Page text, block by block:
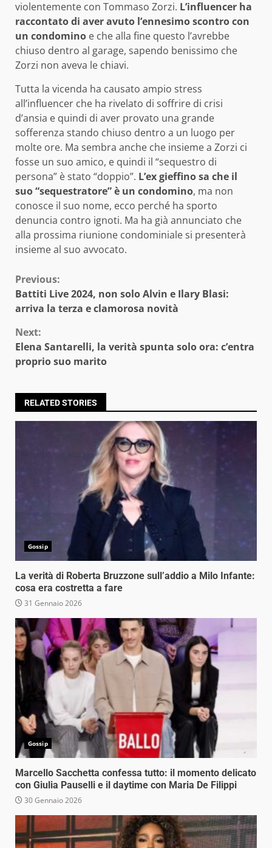
violentemente con Tommaso Zorzi. L’influencer ha
raccontato di aver avuto l’ennesimo scontro con
un condomino e che alla fine questo l’avrebbe
chiuso dentro al garage, sapendo benissimo che
Zorzi non aveva le chiavi.
Tutta la vicenda ha causato ampio stress
all’influencer che ha rivelato di soffrire di crisi
d’ansia e quindi di aver provato una grande
sofferenza stando chiuso dentro a un luogo per
molte ore. Ma sembra anche che insieme a Zorzi ci
fosse un suo amico, e quindi il “sequestro di
persona” è stato “doppio”. L’ex gieffino sa che il
suo “sequestratore” è un condomino, ma non
conosce il suo nome, ecco perché ha sporto
denuncia contro ignoti. Ma ha già annunciato che
alla prossima riunione condominiale si presenterà
insieme al suo avvocato.
Continue
Reading
Previous:
Battiti Live 2024, non solo Alvin e Ilary Blasi:
arriva la terza e clamorosa novità
Next:
Elena Santarelli, la verità spunta solo ora: c’entra
proprio suo marito
RELATED STORIES
Gossip
La verità di Roberta Bruzzone sull’addio a Milo Infante:
cosa era costretta a fare
31 Gennaio 2026
Gossip
Marcello Sacchetta confessa tutto: il momento delicato
con Giulia Pauselli e il daytime con Maria De Filippi
30 Gennaio 2026